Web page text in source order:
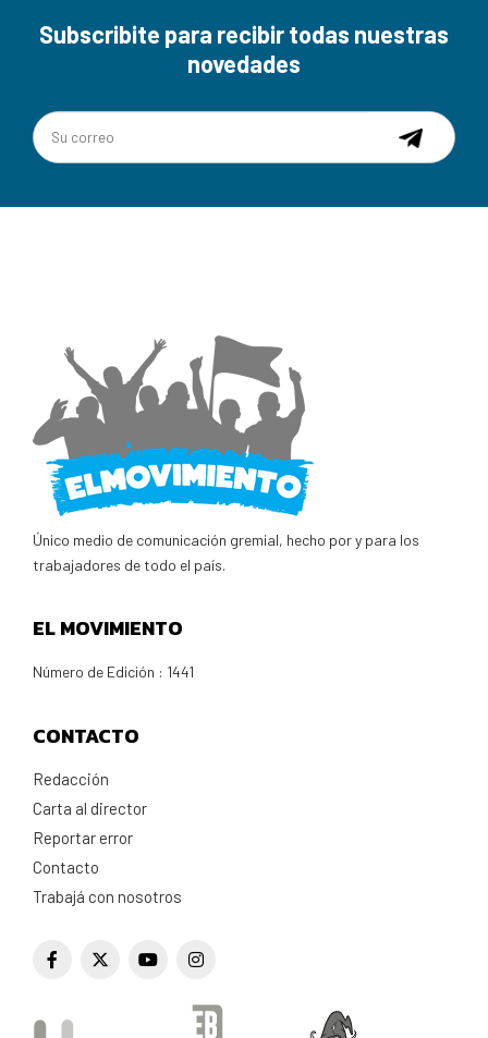
Subscribite para recibir todas nuestras
novedades
Único medio de comunicación gremial, hecho por y para los
trabajadores de todo el país.
EL MOVIMIENTO
Número de Edición : 1441
CONTACTO
Redacción
Carta al director
Reportar error
Contacto
Trabajá con nosotros